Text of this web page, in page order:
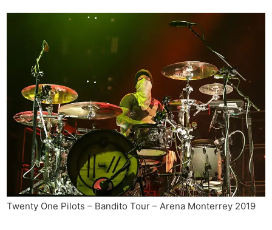
Twenty One Pilots – Bandito Tour – Arena Monterrey 2019